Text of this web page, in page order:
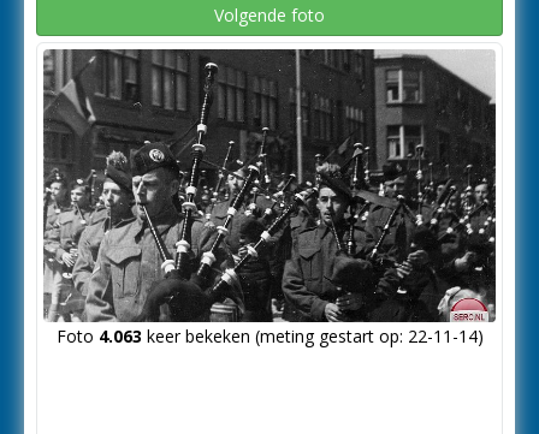
Volgende foto
Foto 4.063 keer bekeken (meting gestart op: 22-11-14)